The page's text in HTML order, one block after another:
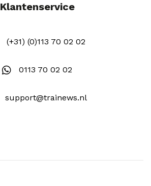
Klantenservice
(+31) (0)113 70 02 02
0113 70 02 02
support@trainews.nl